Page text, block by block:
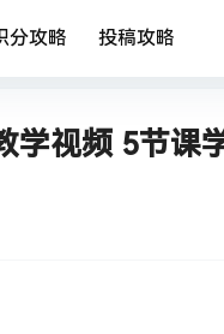
分攻略 投稿攻略
学视频 5节课